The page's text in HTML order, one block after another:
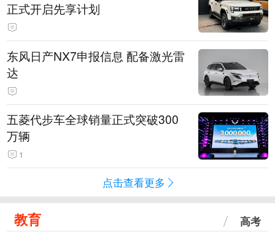
正式开启先享计划
东风日产NX7申报信息 配备激光雷
达
五菱代步车全球销量正式突破300
万辆
1
点击查看更多
教育 高考